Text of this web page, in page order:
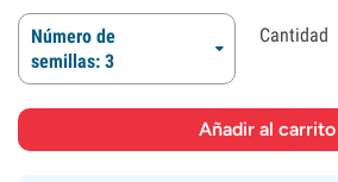
Número de
semillas: 3
Cantidad